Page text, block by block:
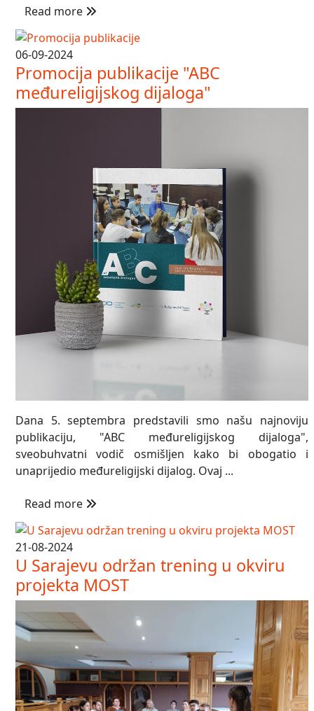
Read more
06-09-2024
Promocija publikacije "ABC
međureligijskog dijaloga"
Dana 5. septembra predstavili smo našu najnoviju
publikaciju, "ABC međureligijskog dijaloga",
sveobuhvatni vodič osmišljen kako bi obogatio i
unaprijedio međureligijski dijalog. Ovaj ...
Read more
21-08-2024
U Sarajevu održan trening u okviru
projekta MOST